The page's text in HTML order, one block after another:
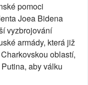
pomoci
Joea Bidena
vyzbrojování
armády, která již
oblastí,
aby válku